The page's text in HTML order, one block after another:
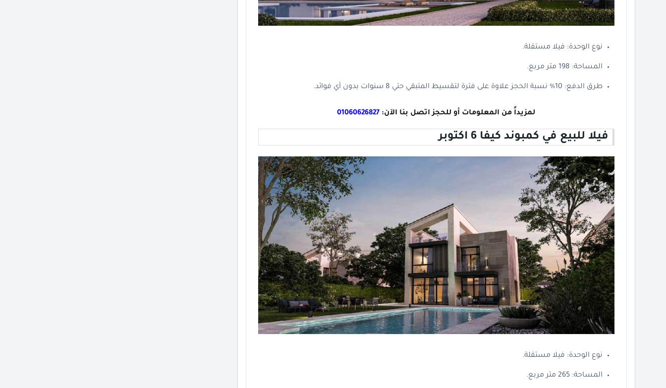
نوع الوحدة: فيلا مستقلة.
المساحة: 198 متر مربع.
طرق الدفع: 10% نسبة الحجز علاوة على فترة لتقسيط المتبقي حتي 8 سنوات بدون أي فوائد.
لمزيداً من المعلومات أو للحجز اتصل بنا الآن: 01060626827
فيلا للبيع في كمبوند كيفا 6 اكتوبر
نوع الوحدة: فيلا مستقلة.
المساحة: 265 متر مربع.